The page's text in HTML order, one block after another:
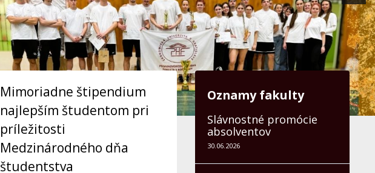
Mimoriadne štipendium
najlepším študentom pri
príležitosti
Medzinárodného dňa
študentstva
Oznamy fakulty
Slávnostné promócie
absolventov
30.06.2026